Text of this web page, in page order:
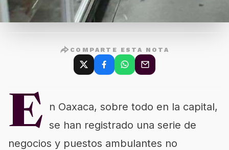
COMPARTE ESTA NOTA
E
n Oaxaca, sobre todo en la capital,
se han registrado una serie de
negocios y puestos ambulantes no